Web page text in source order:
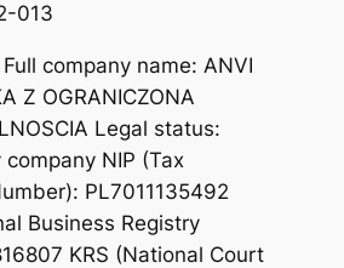
013
company name: ANVI
Z OGRANICZONA
Legal status:
NIP (Tax
PL7011135492
Business Registry
KRS (National Court